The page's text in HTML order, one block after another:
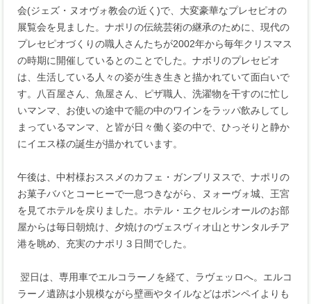
会(ジェズ・ヌオヴォ教会の近く)で、大変豪華なプレセピオの
展覧会を見ました。ナポリの伝統芸術の継承のために、現代の
プレセピオづくりの職人さんたちが2002年から毎年クリスマス
の時期に開催しているとのことでした。ナポリのプレセピオ
は、生活している人々の姿が生き生きと描かれていて面白いで
す。八百屋さん、魚屋さん、ピザ職人、洗濯物を干すのに忙し
いマンマ、お使いの途中で籠の中のワインをラッパ飲みしてし
まっているマンマ、と皆が日々働く姿の中で、ひっそりと静か
にイエス様の誕生が描かれています。
午後は、中村様おススメのカフェ・ガンブリヌスで、ナポリの
お菓子ババとコーヒーで一息つきながら、ヌォーヴォ城、王宮
を見てホテルを戻りました。ホテル・エクセルシオールのお部
屋からは毎日朝焼け、夕焼けのヴェスヴィオ山とサンタルチア
港を眺め、充実のナポリ３日間でした。
翌日は、専用車でエルコラーノを経て、ラヴェッロへ。エルコ
ラーノ遺跡は小規模ながら壁画やタイルなどはポンペイよりも